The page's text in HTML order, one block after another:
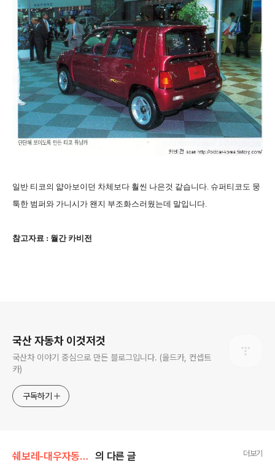
일반 티코의 얇아보이던 차체보다 훨씬 나은것 같습니다. 슈퍼티코도 뭉
툭한 범퍼와 가니시가 왠지 부조화스러웠는데 말입니다.
참고자료 : 월간 카비전
국산 자동차 이것저것
국산차 이야기 중심으로 만든 블로그입니다. (올드카, 컨셉트
카)
구독하기
쉐보레-대우자동차 Daewoo/쉐보레-대우컨셉트카 Daewoo 의 다른 글 더보기